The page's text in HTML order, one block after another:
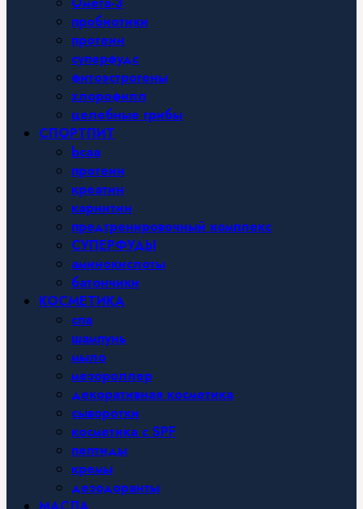
пробиотики
протеин
суперфудс
фитоэстрогены
хлорофилл
целебные грибы
СПОРТПИТ
bcaa
протеин
креатин
карнитин
предтренировочный комплекс
СУПЕРФУДЫ
аминокислоты
батончики
КОСМЕТИКА
спа
шампунь
мыло
мезороллер
декоративная косметика
сыворотки
косметика с SPF
пептиды
кремы
дезодоранты